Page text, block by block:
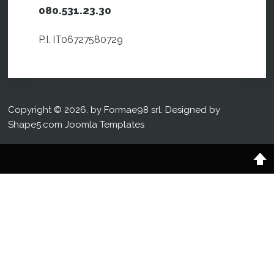
080.531.23.30
P.I. IT06727580729
Copyright © 2026. by Formae98 srl. Designed by
Shape5.comJoomla Templates